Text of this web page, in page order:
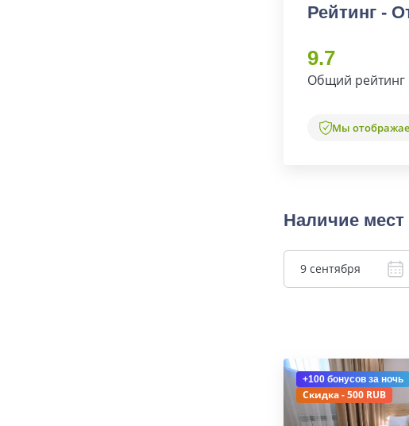
Рейтинг -
9.7
Общий рейтинг
Мы
Наличие мест
9 сентября
+100 бонусов за ночь
Скидка - 500 RUB